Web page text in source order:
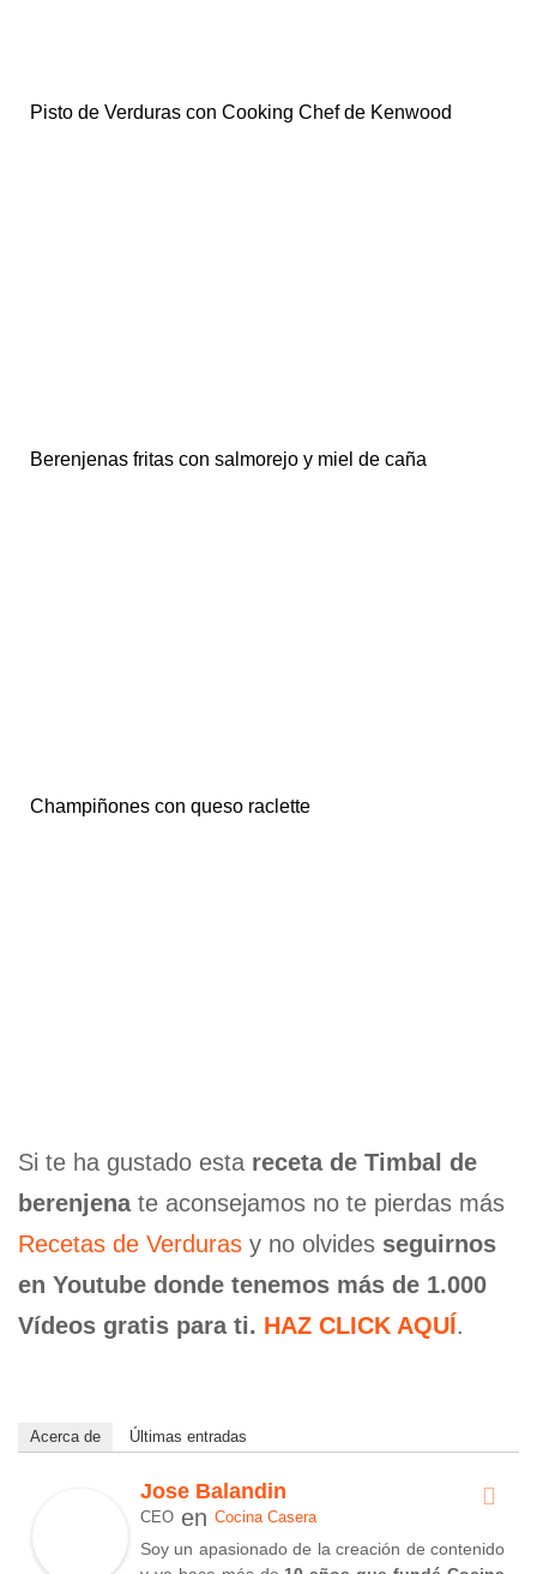
Pisto de Verduras con Cooking Chef de Kenwood
Berenjenas fritas con salmorejo y miel de caña
Champiñones con queso raclette
Si te ha gustado esta receta de Timbal de
berenjenate aconsejamos no te pierdas más
Recetas de Verduras y no olvides seguirnos
en Youtube donde tenemos más de 1.000
Vídeos gratis para ti. HAZ CLICK AQUÍ.
Acerca de Últimas entradas
Jose Balandin
CEO en Cocina Casera
Soy un apasionado de la creación de contenido